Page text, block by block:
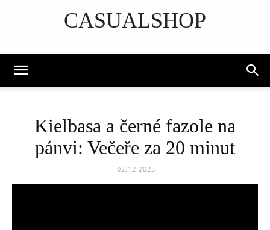
CASUALSHOP
Kielbasa a černé fazole na
pánvi: Večeře za 20 minut
02.12.2025